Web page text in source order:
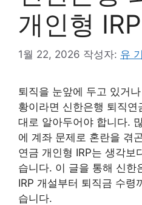
개인형
1월 22, 2026 작성자: 유
퇴직을 눈앞에 두고 있거
황이라면 신한은행 퇴직연
대로 알아두어야 합니다.
에 계좌 문제로 혼란을 겪
연금 개인형 IRP는 생각보
습니다. 이 글을 통해 신한
IRP 개설부터 퇴직금 수령
습니다.